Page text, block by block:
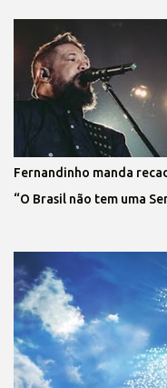
Fernandinho manda
“O Brasil não tem uma